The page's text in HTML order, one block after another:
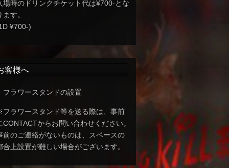
場時のドリンクチケット代は¥700-とな
ます。
¥700-)
客様へ
フラワースタンドの設置
ラワースタンド等を送る際は、事前
CONTACTからお問い合わせください。
前のご連絡がないものは、スペースの
合上設置が難しい場合がございます。